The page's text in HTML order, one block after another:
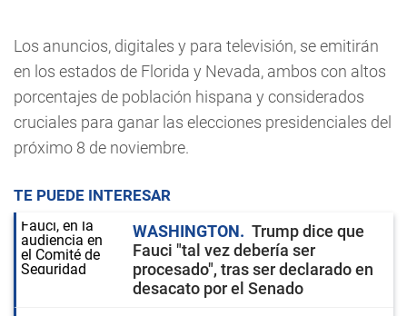
Los anuncios, digitales y para televisión, se emitirán
en los estados de Florida y Nevada, ambos con altos
porcentajes de población hispana y considerados
cruciales para ganar las elecciones presidenciales del
próximo 8 de noviembre.
TE PUEDE INTERESAR
WASHINGTON
Trump dice que
Fauci "tal vez debería ser
procesado", tras ser declarado en
desacato por el Senado